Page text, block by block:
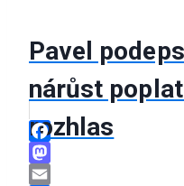
Pavel
nárůst
rozhlas
Facebook
Mastodon